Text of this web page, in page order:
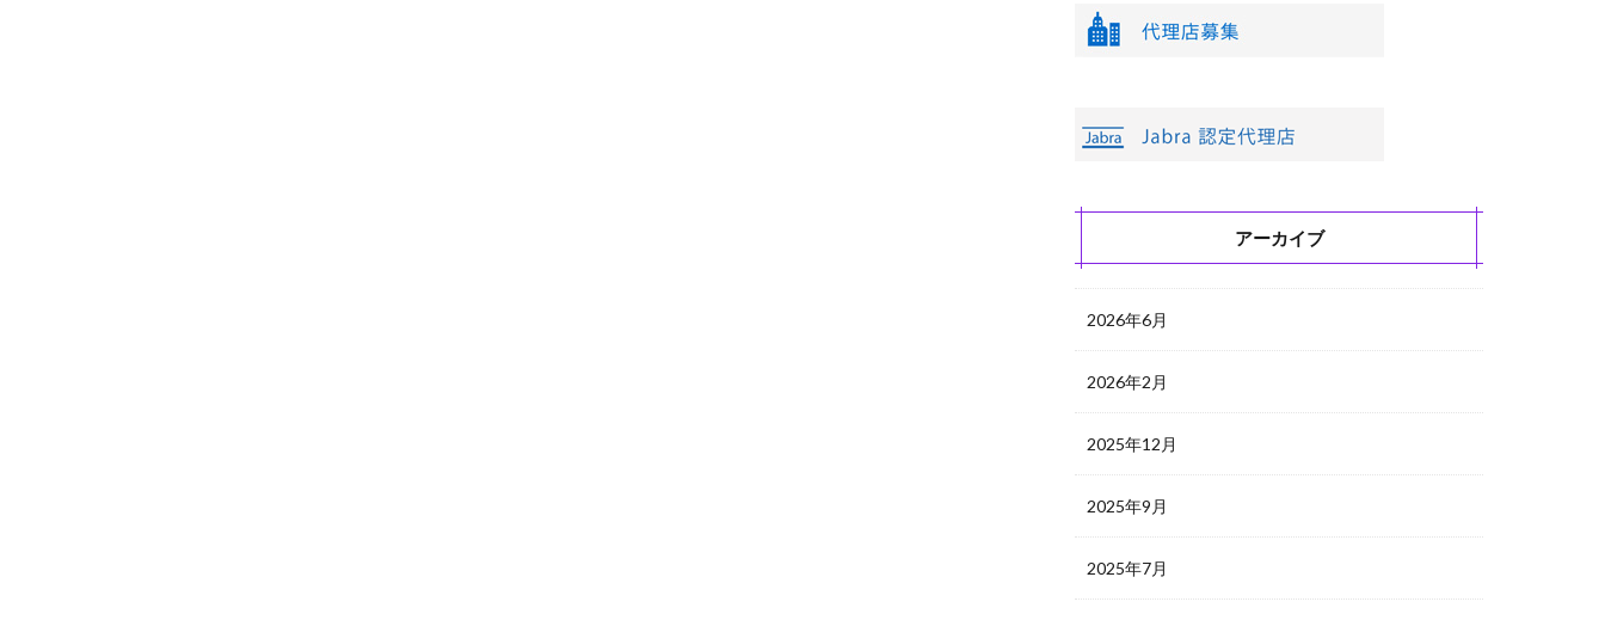
アーカイブ
2026年6月
2026年2月
2025年12月
2025年9月
2025年7月